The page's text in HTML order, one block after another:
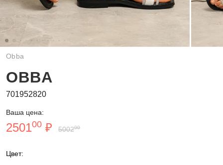
Obba
OBBA
701952820
Ваша цена:
250100 ₽ 500200
Цвет: